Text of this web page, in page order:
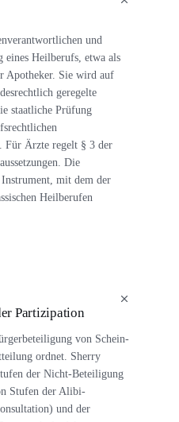
und
eines Heilberufs, etwa als
Apotheker. Sie wird auf
geregelte
staatliche Prüfung
Für Ärzte regelt § 3 der
Die
mit dem der
Heilberufen
Partizipation
von Schein-
ordnet. Sherry
der Nicht-Beteiligung
Stufen der Alibi-
und der